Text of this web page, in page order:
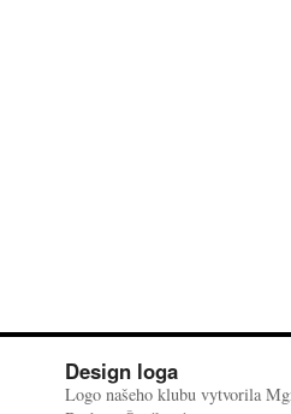
Design loga
Logo našeho klubu vytvorila